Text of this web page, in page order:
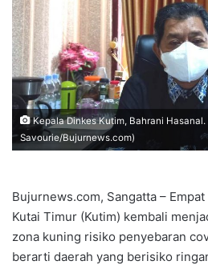
Kepala Dinkes Kutim, Bahrani Hasanal.
Savourie/Bujurnews.com)
Bujurnews.com, Sangatta –
Kutai Timur (Kutim) kembali
zona kuning risiko penyebaran
berarti daerah yang berisiko